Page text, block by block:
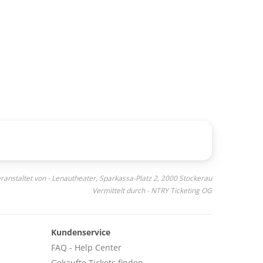
von - Lenautheater, Sparkassa-Platz 2, 2000 Stockerau
Vermittelt durch - NTRY Ticketing OG
Kundenservice
FAQ - Help Center